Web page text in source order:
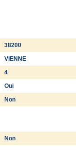
38200
VIENNE
4
Oui
Non
Non